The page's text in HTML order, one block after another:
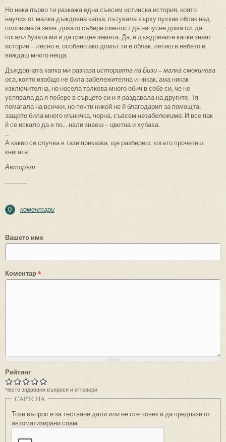
Но нека първо ти разкажа една съвсем истинска история, която
научих от малка дъждовна капка, пътувала върху пухкав облак над
половината земя, докато събере смелост да напусне дома си, да
погали бузата ми и да срещне земята. Да, и дъждовните капки знаят
истории – лесно е, особено ако домът ти е облак, летиш в небето и
виждаш много неща.
Дъждовната капка ми разказаисторията на Бизи – малка смокинова
оса, която изобщо не била забележителна и никак, ама никак
изключителна, но носела толкова много обич в себе си, че не
успявала да я побере в сърцето си и я раздавала на другите. Тя
помагала на всички, но почти никой не й благодарил за помощта,
защото била много мъничка, черна, съвсем незабележима. И все пак
й се искало да е по... нали знаеш – цветна и хубава.
...
А какво се случва в тази приказка, ще разбереш, когато прочетеш
книгата!
Авторът
-----------
0 коментари
Вашето име
Коментар*
Рейтинг
Често задавани въпроси и отговори
CAPTCHA
Този въпрос е за тестване дали или не сте човек и да предпази от
автоматизирани спам.